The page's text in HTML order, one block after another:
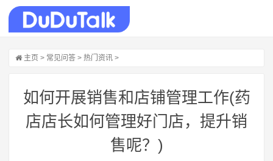
主页 > 常见问答 > 热门资讯 >
如何开展销售和店铺管理工作(药
店店长如何管理好门店，提升销
售呢？)